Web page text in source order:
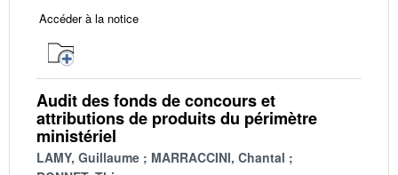
Accéder à la notice
Audit des fonds de concours et
attributions de produits du périmètre
ministériel
LAMY, Guillaume
MARRACCINI, Chantal